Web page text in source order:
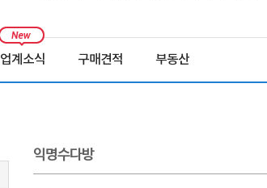
업계소식 구매견적 부동산
익명수다방